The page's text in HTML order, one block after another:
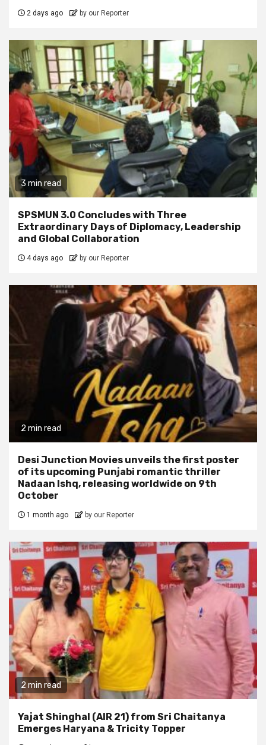
2 days ago by our Reporter
3 min read
SPSMUN 3.0 Concludes with Three
Extraordinary Days of Diplomacy, Leadership
and Global Collaboration
4 days ago by our Reporter
2 min read
Desi Junction Movies unveils the first poster
of its upcoming Punjabi romantic thriller
Nadaan Ishq, releasing worldwide on 9th
October
1 month ago by our Reporter
2 min read
Yajat Shinghal (AIR 21) from Sri Chaitanya
Emerges Haryana & Tricity Topper